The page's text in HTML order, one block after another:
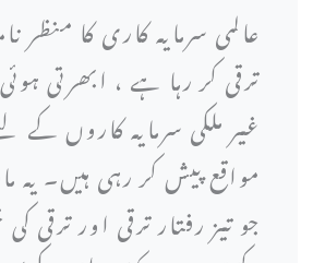
عالمی سرمایہ کاری کا منظر
ترقی کر رہا ہے ، ابھرتی
غیر ملکی سرمایہ کاروں کے
مواقع پیش کر رہی ہیں۔ یہ
جو تیز رفتار ترقی اور